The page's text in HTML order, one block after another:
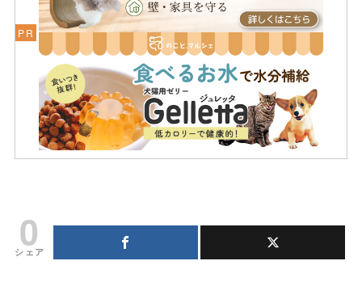
0
シェア